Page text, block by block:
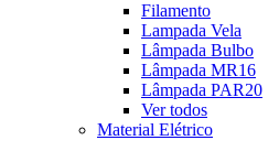
Filamento
Lampada Vela
Lâmpada Bulbo
Lâmpada MR16
Lâmpada PAR20
Ver todos
Material Elétrico